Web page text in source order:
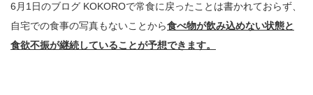
6月1日のブログ KOKOROで常食に戻ったことは書かれておらず、
自宅での食事の写真もないことから食べ物が飲み込めない状態と
食欲不振が継続していることが予想できます。